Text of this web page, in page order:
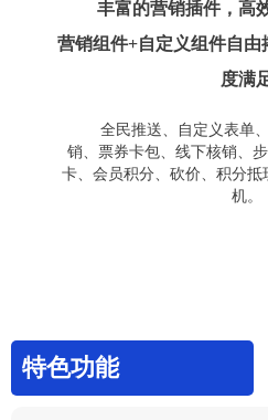
丰富的营销插件，高
营销组件+自定义组件自
度满
全民推送、自定义表单
销、票券卡包、线下核销、
卡、会员积分、砍价、积分
机。
特色功能